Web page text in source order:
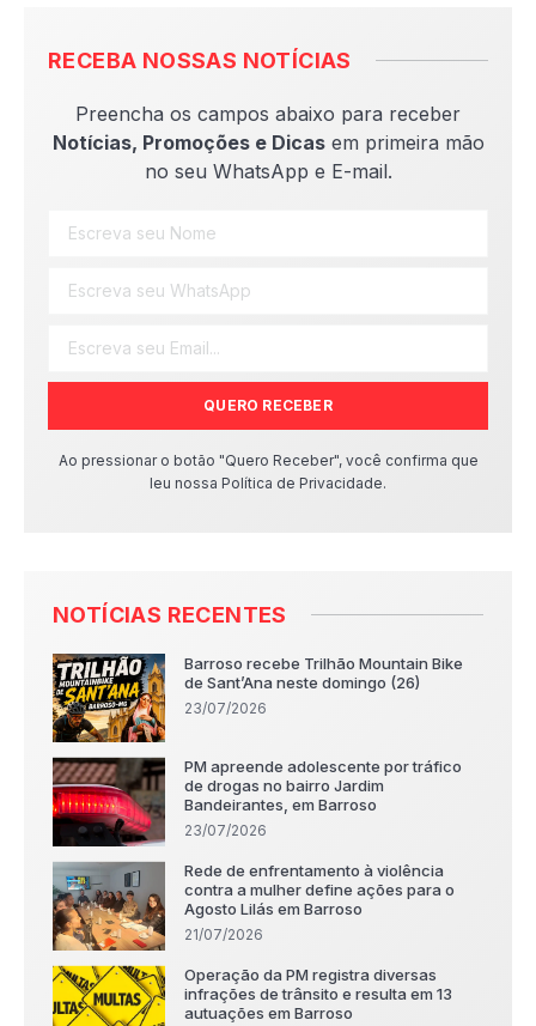
RECEBA NOSSAS NOTÍCIAS
Preencha os campos abaixo para receber
Notícias, Promoções e Dicasem primeira mão
no seu WhatsApp e E-mail.
QUERO RECEBER
Ao pressionar o botão "Quero Receber", você confirma que
leu nossa Política de Privacidade.
NOTÍCIAS RECENTES
Barroso recebe Trilhão Mountain Bike
de Sant’Ana neste domingo (26)
23/07/2026
PM apreende adolescente por tráfico
de drogas no bairro Jardim
Bandeirantes, em Barroso
23/07/2026
Rede de enfrentamento à violência
contra a mulher define ações para o
Agosto Lilás em Barroso
21/07/2026
Operação da PM registra diversas
infrações de trânsito e resulta em 13
autuações em Barroso